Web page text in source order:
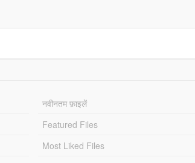
नवीनतम फ़ाइलें
Featured Files
Most Liked Files